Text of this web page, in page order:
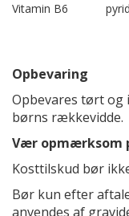
Vitamin B6
Opbevaring
Opbevares tørt og
børns rækkevidde.
Vær opmærksom
Kosttilskud bør
Bør kun efter
anvendes af